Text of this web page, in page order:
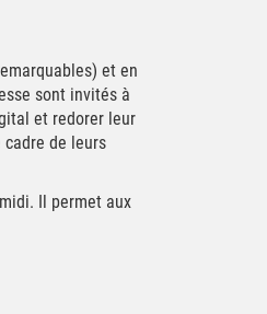
et en
sont invités à
et redorer leur
de leurs
Il permet aux